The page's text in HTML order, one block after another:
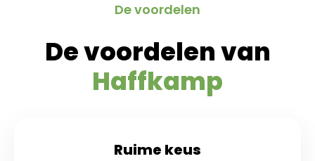
De voordelen​
De voordelen van
Haffkamp
Ruime keus